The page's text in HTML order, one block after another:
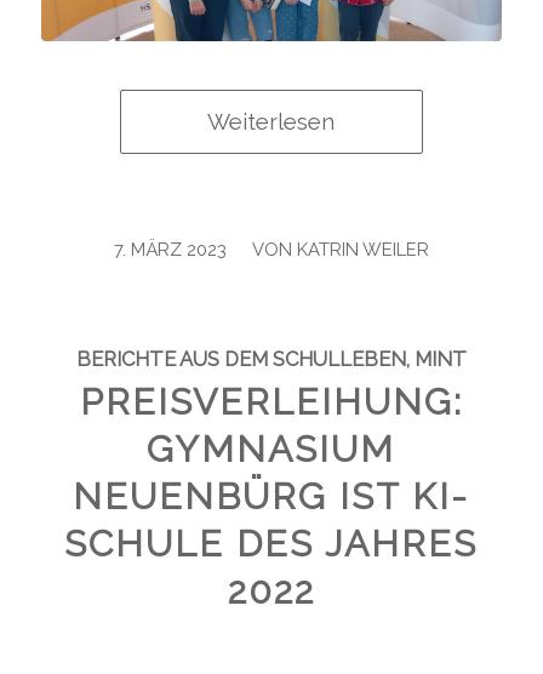
Weiterlesen
7. MÄRZ 2023
/ VON KATRIN WEILER
BERICHTE AUS DEM SCHULLEBEN, MINT
PREISVERLEIHUNG:
GYMNASIUM
NEUENBÜRG IST KI-
SCHULE DES JAHRES
2022